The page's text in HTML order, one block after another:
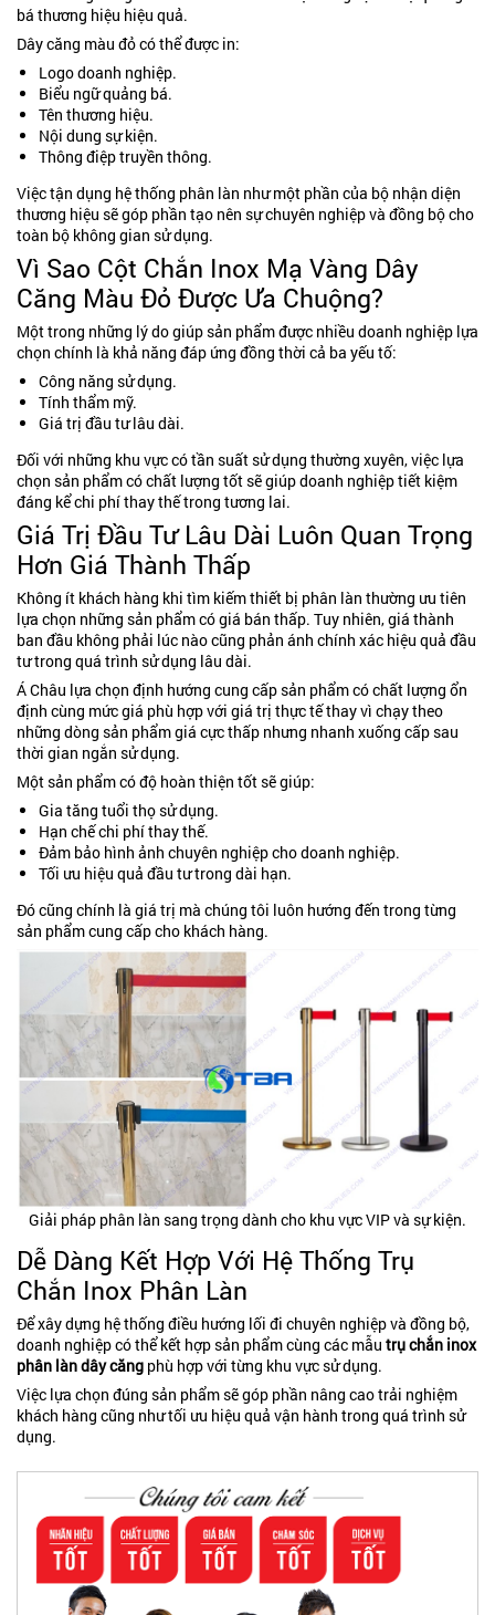
bá thương hiệu hiệu quả.
Dây căng màu đỏ có thể được in:
Logo doanh nghiệp.
Biểu ngữ quảng bá.
Tên thương hiệu.
Nội dung sự kiện.
Thông điệp truyền thông.
Việc tận dụng hệ thống phân làn như một phần của bộ nhận diện
thương hiệu sẽ góp phần tạo nên sự chuyên nghiệp và đồng bộ cho
toàn bộ không gian sử dụng.
Vì Sao Cột Chắn Inox Mạ Vàng Dây
Căng Màu Đỏ Được Ưa Chuộng?
Một trong những lý do giúp sản phẩm được nhiều doanh nghiệp lựa
chọn chính là khả năng đáp ứng đồng thời cả ba yếu tố:
Công năng sử dụng.
Tính thẩm mỹ.
Giá trị đầu tư lâu dài.
Đối với những khu vực có tần suất sử dụng thường xuyên, việc lựa
chọn sản phẩm có chất lượng tốt sẽ giúp doanh nghiệp tiết kiệm
đáng kể chi phí thay thế trong tương lai.
Giá Trị Đầu Tư Lâu Dài Luôn Quan Trọng
Hơn Giá Thành Thấp
Không ít khách hàng khi tìm kiếm thiết bị phân làn thường ưu tiên
lựa chọn những sản phẩm có giá bán thấp. Tuy nhiên, giá thành
ban đầu không phải lúc nào cũng phản ánh chính xác hiệu quả đầu
tư trong quá trình sử dụng lâu dài.
Á Châu lựa chọn định hướng cung cấp sản phẩm có chất lượng ổn
định cùng mức giá phù hợp với giá trị thực tế thay vì chạy theo
những dòng sản phẩm giá cực thấp nhưng nhanh xuống cấp sau
thời gian ngắn sử dụng.
Một sản phẩm có độ hoàn thiện tốt sẽ giúp:
Gia tăng tuổi thọ sử dụng.
Hạn chế chi phí thay thế.
Đảm bảo hình ảnh chuyên nghiệp cho doanh nghiệp.
Tối ưu hiệu quả đầu tư trong dài hạn.
Đó cũng chính là giá trị mà chúng tôi luôn hướng đến trong từng
sản phẩm cung cấp cho khách hàng.
Giải pháp phân làn sang trọng dành cho khu vực VIP và sự kiện.
Dễ Dàng Kết Hợp Với Hệ Thống Trụ
Chắn Inox Phân Làn
Để xây dựng hệ thống điều hướng lối đi chuyên nghiệp và đồng bộ,
doanh nghiệp có thể kết hợp sản phẩm cùng các mẫu trụ chắn inox
phân làn dây căng phù hợp với từng khu vực sử dụng.
Việc lựa chọn đúng sản phẩm sẽ góp phần nâng cao trải nghiệm
khách hàng cũng như tối ưu hiệu quả vận hành trong quá trình sử
dụng.